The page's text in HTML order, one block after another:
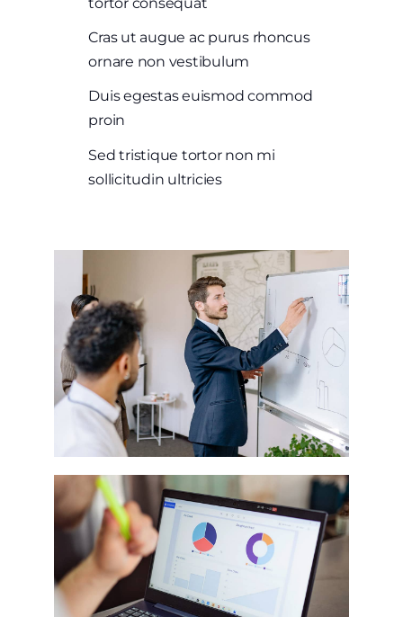
Cras ut augue ac purus rhoncus
ornare non vestibulum
Duis egestas euismod commod
proin
Sed tristique tortor non mi
sollicitudin ultricies